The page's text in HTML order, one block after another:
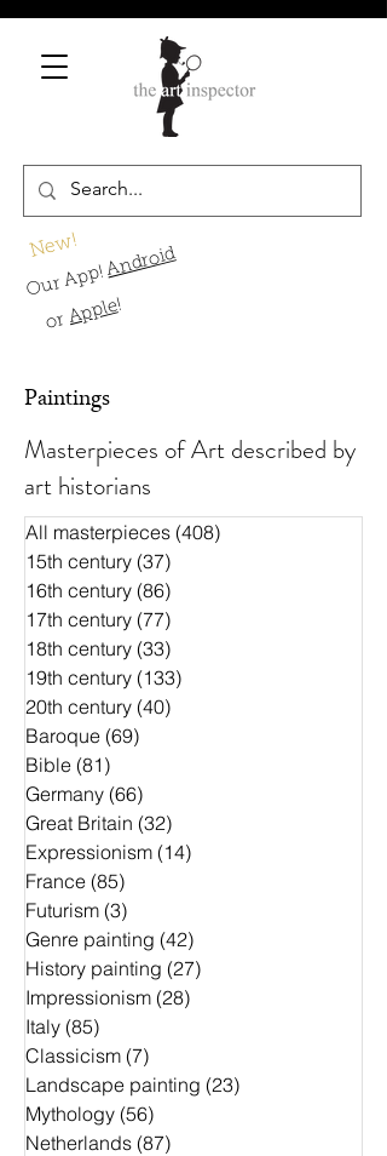
New!
Our App!Android
orApple!
Paintings
Masterpieces of Art described by
art historians
All masterpieces (408)
15th century (37)
16th century (86)
17th century (77)
18th century (33)
19th century (133)
20th century (40)
Baroque (69)
Bible (81)
Germany (66)
Great Britain (32)
Expressionism (14)
France (85)
Futurism (3)
Genre painting (42)
History painting (27)
Impressionism (28)
Italy (85)
Classicism (7)
Landscape painting (23)
Mythology (56)
Netherlands (87)